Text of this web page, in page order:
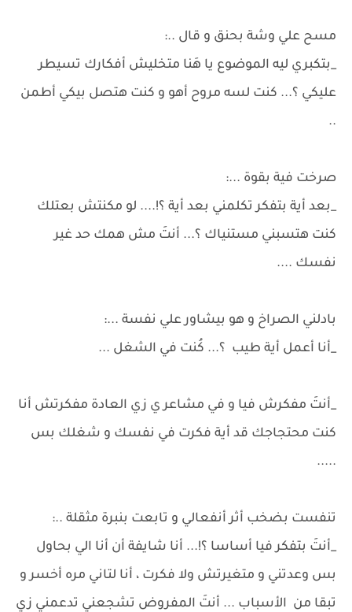
مسح علي وشة بحنق و قال ..:
_بتكبري ليه الموضوع يا هَنا متخليش أفكارك تسيطر
عليكي ؟... كنت لسه مروح أهو و كنت هتصل بيكي أطمن
..
صرخت فية بقوة ...:
_بعد أية بتفكر تكلمني بعد أية ؟!.... لو مكنتش بعتلك
كنت هتسبني مستنياك ؟... أنتَ مش همك حد غير
نفسك ....
بادلني الصراخ و هو بيشاور علي نفسة ...:
_أنا أعمل أية طيب ؟... كُنت في الشغل ...
_أنتَ مفكرش فيا و في مشاعر ي زي العادة مفكرتش أنا
كنت محتجاجك قد أية فكرت في نفسك و شغلك بس
.....
تنفست بضخب أثر أنفعالي و تابعت بنبرة مثقلة ..:
_أنتَ بتفكر فيا أساسا ؟!... أنا شايفة أن أنا الي بحاول
بس وعدتني و متغيرتش ولا فكرت ، أنا لتاني مره أخسر و
تبقا من الأسباب ... أنتَ المفروض تشجعني تدعمني زي